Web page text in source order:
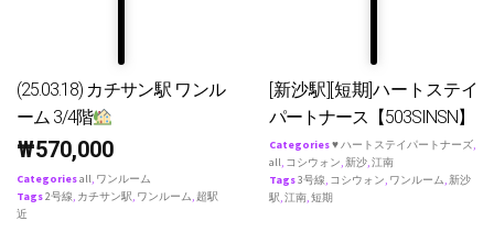
(25.03.18) カチサン駅 ワンル
ーム 3/4階
₩570,000
Categoriesall, ワンルーム
Tags2号線, カチサン駅, ワンルーム, 超駅
近
[新沙駅][短期]ハートステイ
パートナース【503SINSN】
Categories♥ ハートステイパートナーズ,
all, コシウォン,新沙,江南
Tags3号線, コシウォン, ワンルーム,新沙
駅,江南,短期